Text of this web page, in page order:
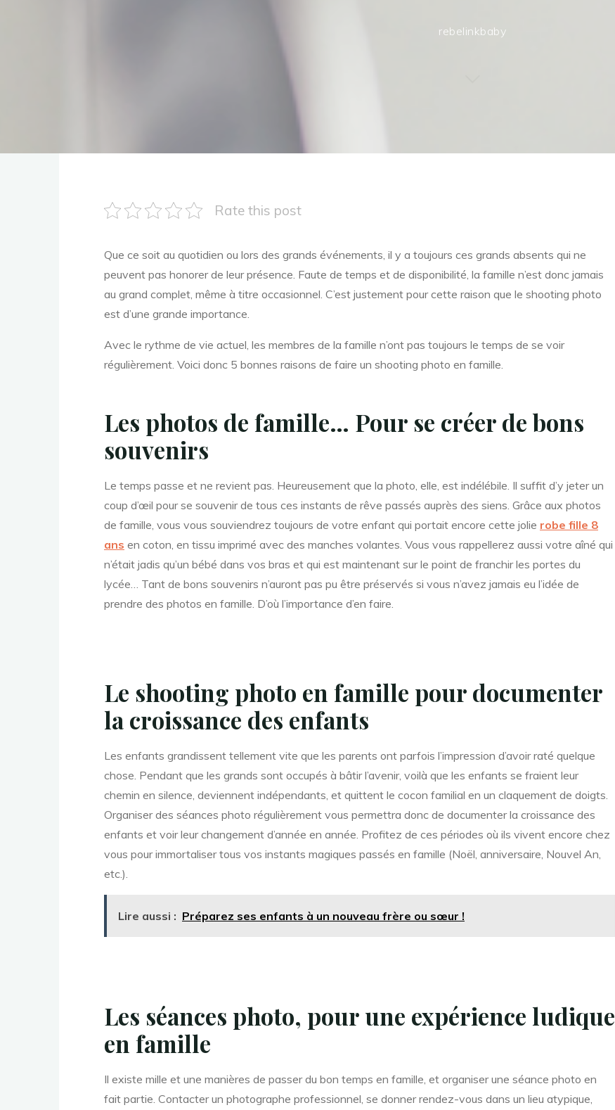
rebelinkbaby
Rate this post
Que ce soit au quotidien ou lors des grands événements, il y a toujours ces grands absents qui ne
peuvent pas honorer de leur présence. Faute de temps et de disponibilité, la famille n’est donc jamais
au grand complet, même à titre occasionnel. C’est justement pour cette raison que le shooting photo
est d’une grande importance.
Avec le rythme de vie actuel, les membres de la famille n’ont pas toujours le temps de se voir
régulièrement. Voici donc 5 bonnes raisons de faire un shooting photo en famille.
Les photos de famille… Pour se créer de bons
souvenirs
Le temps passe et ne revient pas. Heureusement que la photo, elle, est indélébile. Il suffit d’y jeter un
coup d’œil pour se souvenir de tous ces instants de rêve passés auprès des siens. Grâce aux photos
de famille, vous vous souviendrez toujours de votre enfant qui portait encore cette jolie robe fille 8
ans en coton, en tissu imprimé avec des manches volantes. Vous vous rappellerez aussi votre aîné qui
n’était jadis qu’un bébé dans vos bras et qui est maintenant sur le point de franchir les portes du
lycée… Tant de bons souvenirs n’auront pas pu être préservés si vous n’avez jamais eu l’idée de
prendre des photos en famille. D’où l’importance d’en faire.
Le shooting photo en famille pour documenter
la croissance des enfants
Les enfants grandissent tellement vite que les parents ont parfois l’impression d’avoir raté quelque
chose. Pendant que les grands sont occupés à bâtir l’avenir, voilà que les enfants se fraient leur
chemin en silence, deviennent indépendants, et quittent le cocon familial en un claquement de doigts.
Organiser des séances photo régulièrement vous permettra donc de documenter la croissance des
enfants et voir leur changement d’année en année. Profitez de ces périodes où ils vivent encore chez
vous pour immortaliser tous vos instants magiques passés en famille (Noël, anniversaire, Nouvel An,
etc.).
Lire aussi : Préparez ses enfants à un nouveau frère ou sœur !
Les séances photo, pour une expérience ludique
en famille
Il existe mille et une manières de passer du bon temps en famille, et organiser une séance photo en
fait partie. Contacter un photographe professionnel, se donner rendez-vous dans un lieu atypique,